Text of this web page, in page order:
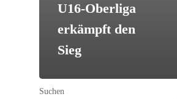
U16-Oberliga
erkämpft den
Sieg
Suchen